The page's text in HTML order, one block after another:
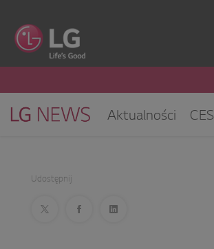
Aktualności
Udostępnij